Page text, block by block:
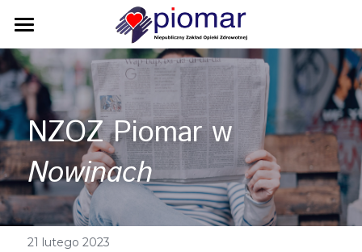
Strona główna
Lekarze - godziny przyjęć
Laboratorium
Usługi komercyjne
Złóż deklarację
E-zdrowie
NZOZ Piomar w
Nowinach
21 lutego 2023